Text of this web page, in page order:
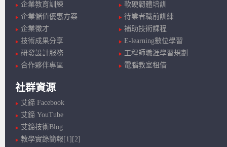
企業教育訓練
企業儲值優惠方案
企業徵才
技術成果分享
研發設計服務
合作夥伴專區
軟硬韌體培訓
待業者職前訓練
補助技術課程
E-learning數位學習
工程師職涯學習規劃
電腦教室租借
社群資源
艾鍗 Facebook
艾鍗 YouTube
艾鍗技術Blog
教學實錄簡報[1] [2]